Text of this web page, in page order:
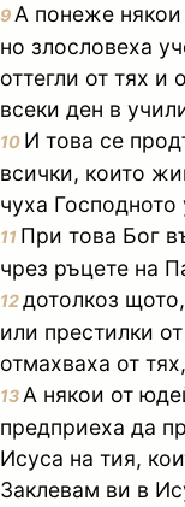
9 А понеже някои
но злословеха
оттегли от тях и
всеки ден в
10 И това се
всички, които
чуха Господното
11 При това Бог
чрез ръцете на
12дотолкоз
или престилки
отмахваха от
13 А някои от
предприеха да
Исуса на тия,
Заклевам ви в